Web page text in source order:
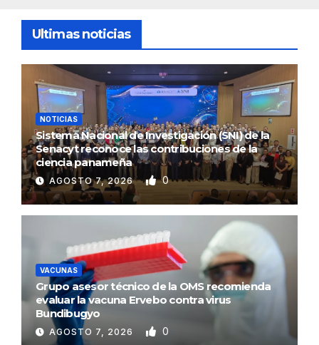
Ultimas noticias
NOTICIAS
Sistema Nacional de Investigación (SNI) de la
Senacyt reconoce las contribuciones de la
ciencia panameña
AGOSTO 7, 2026 0
VACUNAS
Grupo asesor técnico de la OMS recomienda
evaluar la vacuna Ervebo contra virus
Bundibugyo
AGOSTO 7, 2026 0